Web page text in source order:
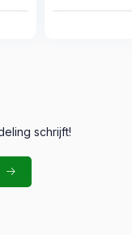
schrijft!